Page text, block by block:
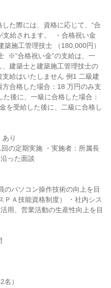
た際には、資格に応じて、“合
支給されます。  ・合格祝い金
築施工管理技士 （180,000円）
※“合格祝い金”の支給は、一
建築士と建築施工管理技士の
給はいたしません 例1 二級建
合格した場合：18 万円のみ支
後に、一級に合格した場合：
を受給した後に、二級に合格し
り
の定期実施 ・実施者：所属長
のパソコン操作技術の向上を目
ＰＡ技能資格制度） ・社内シス
用、営業活動の生産性向上を目
）